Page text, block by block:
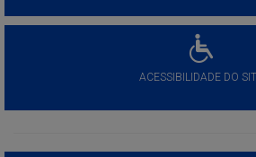
ACESSIBILIDADE DO